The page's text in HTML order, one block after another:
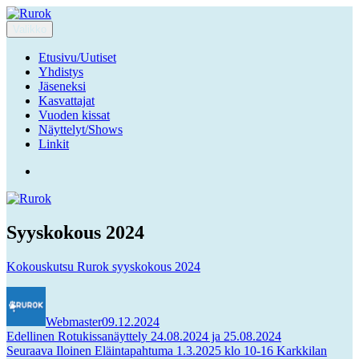
Siirry
sisältöön
Rurok
Ruuhka-Suomen Rotukissayhdistys
Valikko
Etusivu/Uutiset
Yhdistys
Jäseneksi
Kasvattajat
Vuoden kissat
Näyttelyt/Shows
Linkit
Syyskokous 2024
Kokouskutsu Rurok syyskokous 2024
Webmaster09.12.2024
Artikkelien
Edellinen Edellinen
artikkeli:
Rotukissanäyttely 24.08.2024 ja 25.08.2024
Seuraava Seuraava
Iloinen Eläintapahtuma 1.3.2025 klo 10-16 Karkkilan